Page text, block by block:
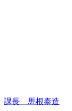
課長 馬根泰造